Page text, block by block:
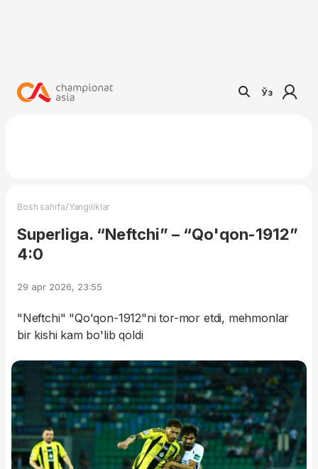
Ўз
Bosh sahifa/Yangiliklar
Superliga. “Neftchi” – “Qo'qon-1912”
4:0
29 apr 2026, 23:55
"Neftchi" "Qo'qon-1912"ni tor-mor etdi, mehmonlar
bir kishi kam bo'lib qoldi